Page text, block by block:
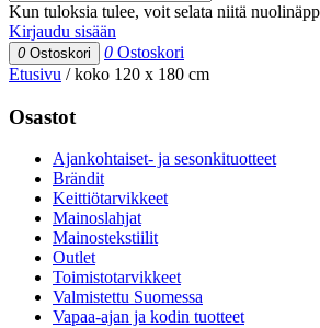
Kun tuloksia tulee, voit selata niitä
Kirjaudu sisään
0 Ostoskori 0 Ostoskori
Etusivu /koko 120 x 180 cm
Osastot
Ajankohtaiset- ja sesonkituotteet
Brändit
Keittiötarvikkeet
Mainoslahjat
Mainostekstiilit
Outlet
Toimistotarvikkeet
Valmistettu Suomessa
Vapaa-ajan ja kodin tuotteet